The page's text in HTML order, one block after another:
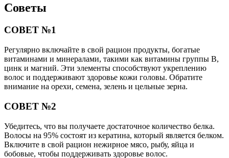
Советы
СОВЕТ №1
Регулярно включайте в свой рацион продукты, богатые
витаминами и минералами, такими как витамины группы B,
цинк и магний. Эти элементы способствуют укреплению
волос и поддерживают здоровье кожи головы. Обратите
внимание на орехи, семена, зелень и цельные зерна.
СОВЕТ №2
Убедитесь, что вы получаете достаточное количество белка.
Волосы на 95% состоят из кератина, который является белком.
Включите в свой рацион нежирное мясо, рыбу, яйца и
бобовые, чтобы поддерживать здоровье волос.